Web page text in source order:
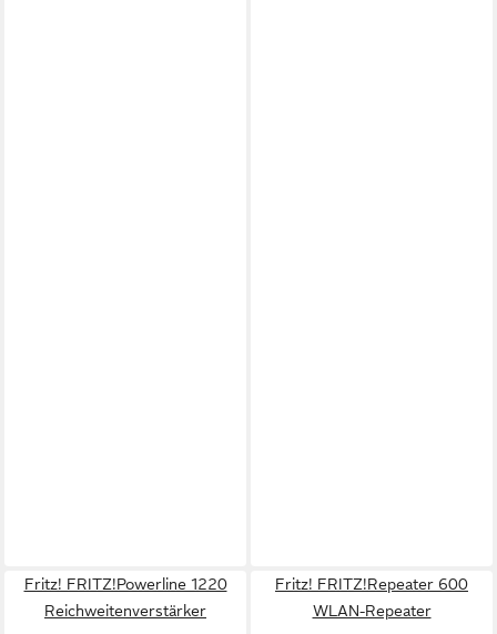
Fritz! FRITZ!Powerline 1220
Reichweitenverstärker
Fritz! FRITZ!Repeater 600
WLAN-Repeater